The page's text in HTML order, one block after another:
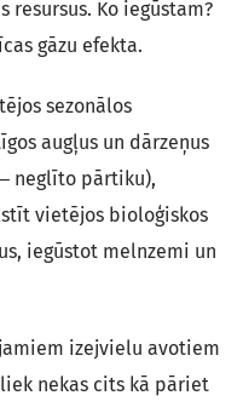
Ko iegūstam?
gāzu efekta.
sezonālos
augļus un dārzeņus
neglīto pārtiku),
vietējos bioloģiskos
iegūstot melnzemi un
izejvielu avotiem
nekas cits kā pāriet